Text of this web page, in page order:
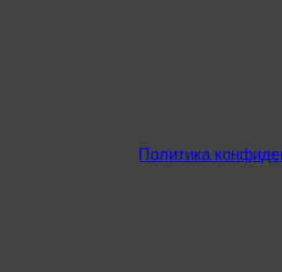
Политика